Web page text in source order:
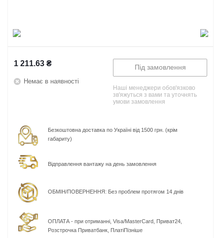
1 211.63 ₴
Немає в наявності
Під замовлення
Наші менеджери обов'язково
зв'яжуться з вами та уточнять
умови замовлення
Безкоштовна доставка по Україні від 1500 грн. (крім
габариту)
Відправлення вантажу на день замовлення
ОБМІН/ПОВЕРНЕННЯ: Без проблем протягом 14 днів
ОПЛАТА - при отриманні, Visa/MasterCard, Приват24,
Розстрочка Приватбанк, ПлатіПізніше